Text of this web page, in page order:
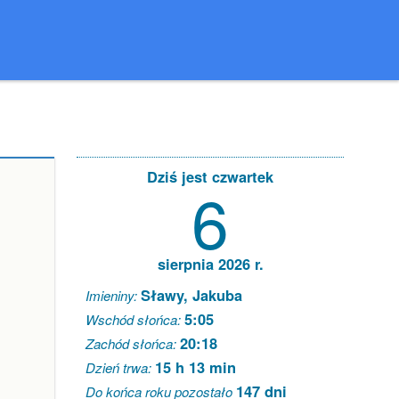
Dziś jest czwartek
6
sierpnia 2026 r.
Imieniny:Sławy, Jakuba
Wschód słońca:5:05
Zachód słońca:20:18
Dzień trwa: 15 h 13 min
Do końca roku pozostało 147 dni